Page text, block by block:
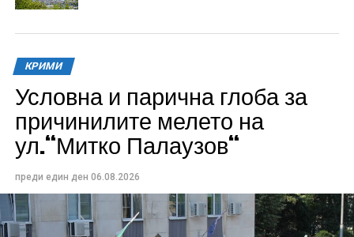
КРИМИ
Условна и парична глоба за
причинилите мелето на
ул.“Митко Палаузов“
преди един ден 06.08.2026